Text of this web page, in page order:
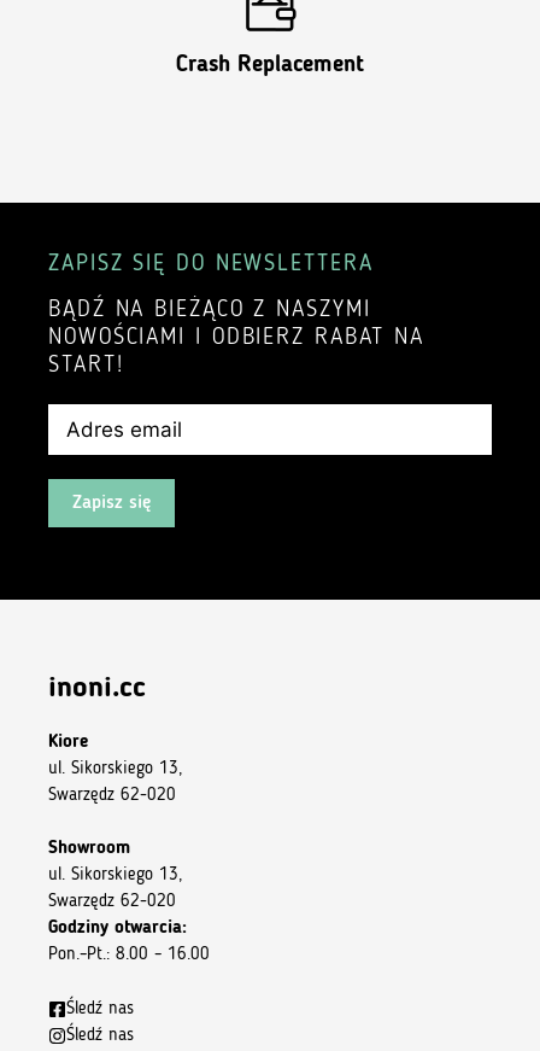
Crash Replacement
ZAPISZ SIĘ DO NEWSLETTERA
BĄDŹ NA BIEŻĄCO Z NASZYMI
NOWOŚCIAMI I ODBIERZ RABAT NA
START!
Zapisz się
inoni.cc
Kiore
ul. Sikorskiego 13,
Swarzędz 62-020
Showroom
ul. Sikorskiego 13,
Swarzędz 62-020
Godziny otwarcia:
Pon.–Pt.: 8.00 – 16.00
Śledź nas
Śledź nas